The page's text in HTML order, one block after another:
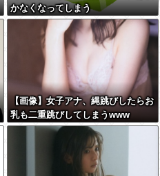
かなくなってしまう
【画像】女子アナ、縄跳びしたらお
乳も二重跳びしてしまうwww